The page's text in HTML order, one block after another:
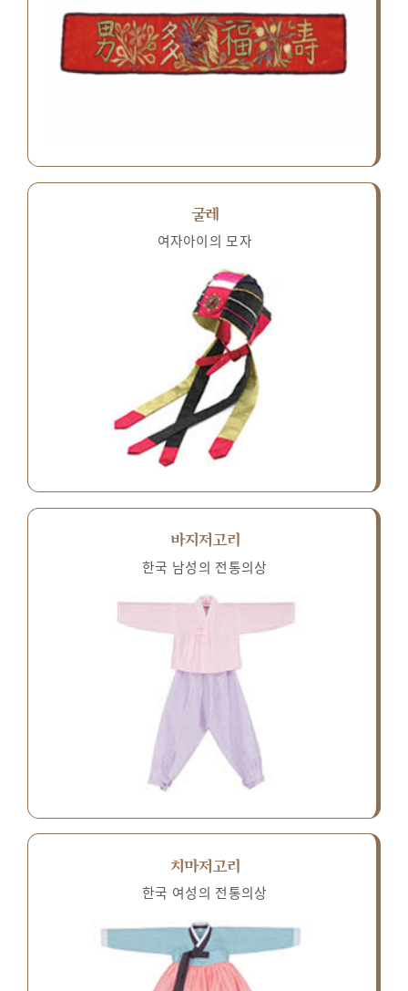
굴레
여자아이의 모자
바지저고리
한국 남성의 전통의상
치마저고리
한국 여성의 전통의상